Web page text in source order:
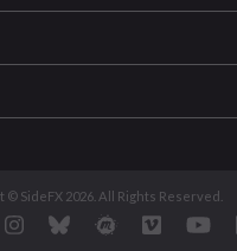
© SideFX 2026. All Rights Reserved.